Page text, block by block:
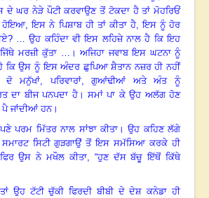
ਘਰ ਨੇੜੇ ਪੌਟੀ ਕਰਵਾਉਣ ਤੋਂ ਟੋਕਦਾ ਹੈ ਤਾਂ ਮੋਹਰਿਓਂ
ਹੋਇਆ,ਇਸ ਨੇ ਪਿਸ਼ਾਬ ਹੀ ਤਾਂ ਕੀਤਾ ਹੈ,ਇਸ ਨੂੰ ਹੋਰ
… ਉਹ ਕਹਿੰਦਾ ਵੀ ਇਸ ਲਹਿਜ਼ੇ ਨਾਲ ਹੈ ਕਿ ਇਹ
ਜਿੱਥੇ ਮਰਜ਼ੀ ਕੁੱਤਾ … । ਅਜਿਹਾ ਜਵਾਬ ਇਸ ਘਟਨਾ ਨੂੰ
ਕਿ ਉਸ ਨੂੰ ਇਸ ਅੰਦਰ ਛੁਪਿਆ ਸ਼ੈਤਾਨ ਨਜ਼ਰ ਹੀ ਨਹੀਂ
ਦੋ ਮਨੁੱਖਾਂ, ਪਰਿਵਾਰਾਂ,ਗੁਆਂਢੀਆਂ ਅਤੇ ਅੰਤ ਨੂੰ
ਦਾ ਬੀਜ ਪਨਪਦਾ ਹੈ। ਸਮਾਂ ਪਾ ਕੇ ਉਹ ਅਲੱਗ ਹੋਣ
ਜਾਂਦੀਆਂ ਹਨ।
ਪਰਮ ਮਿੱਤਰ ਨਾਲ ਸਾਂਝਾ ਕੀਤਾ।ਉਹ ਕਹਿਣ ਲੱਗੇ
ਸਮਾਰਟ ਸਿਟੀ ਗੁੜਗਾਉਂ ਤੋਂ ਇਸ ਸਮੱਸਿਆ ਕਰਕੇ ਹੀ
ਫਿਰ ਉਸ ਨੇ ਮਖੌਲ ਕੀਤਾ, “ਹੁਣ ਦੱਸ ਬੱਚੂ ਇੱਥੋਂ ਕਿੱਥੇ
ਉਹ ਟੱਟੀ ਚੁੱਕੀ ਫਿਰਦੀ ਬੀਬੀ ਦੇ ਦੇਸ਼ ਕਨੇਡਾ ਹੀ